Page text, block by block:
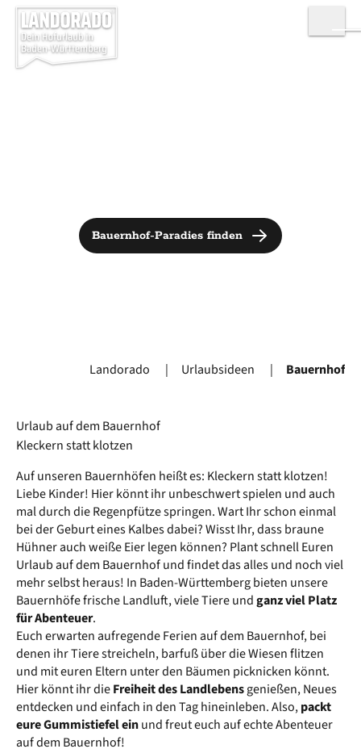
Bauernhof-Paradies finden
Bauernhof
Urlaub auf dem Bauernhof
Kleckern statt klotzen
Auf unseren Bauernhöfen heißt es: Kleckern statt klotzen!
Liebe Kinder! Hier könnt ihr unbeschwert spielen und auch
mal durch die Regenpfütze springen. Wart Ihr schon einmal
bei der Geburt eines Kalbes dabei? Wisst Ihr, dass braune
Hühner auch weiße Eier legen können? Plant schnell Euren
Urlaub auf dem Bauernhof und findet das alles und noch viel
mehr selbst heraus! In Baden-Württemberg bieten unsere
Bauernhöfe frische Landluft, viele Tiere undganz viel Platz
für Abenteuer.
Euch erwarten aufregende Ferien auf dem Bauernhof, bei
denen ihr Tiere streicheln, barfuß über die Wiesen flitzen
und mit euren Eltern unter den Bäumen picknicken könnt.
Hier könnt ihr dieFreiheit des Landlebensgenießen, Neues
entdecken und einfach in den Tag hineinleben. Also,packt
eure Gummistiefel einund freut euch auf echte Abenteuer
auf dem Bauernhof!